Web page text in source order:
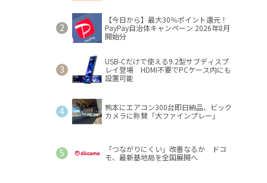
【今日から】最大30％ポイント還元！
PayPay自治体キャンペーン 2026年8月
開始分
USB-Cだけで使える9.2型サブディスプ
レイ登場 HDMI不要でPCケース内にも
設置可能
熊本にエアコン300台即日納品、ビック
カメラに称賛「大ファインプレー」
「つながりにくい」改善なるか ドコ
モ、最新基地局を全国展開へ